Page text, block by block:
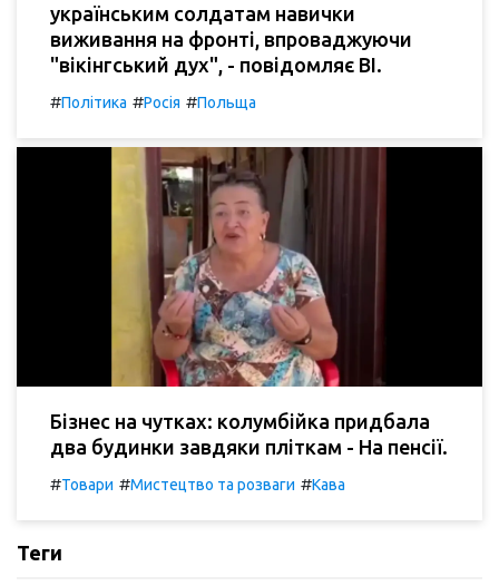
українським солдатам навички
виживання на фронті, впроваджуючи
"вікінгський дух", - повідомляє BI.
#Політика #Росія #Польща
Бізнес на чутках: колумбійка придбала
два будинки завдяки пліткам - На пенсії.
#Товари #Мистецтво та розваги #Кава
Теги